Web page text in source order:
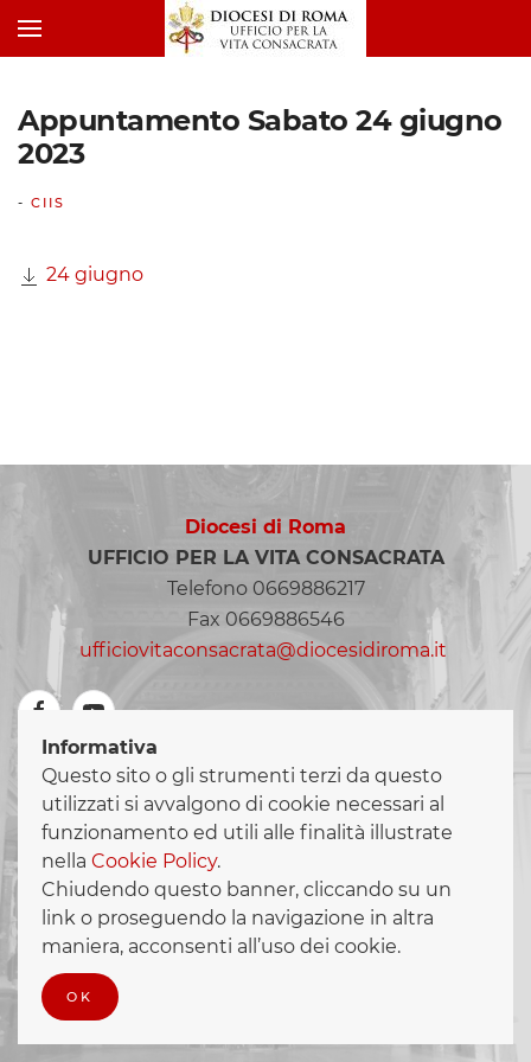
Informativa
Questo sito o gli strumenti terzi da questo
utilizzati si avvalgono di cookie necessari al
funzionamento ed utili alle finalità illustrate
nella Cookie Policy.
Chiudendo questo banner, cliccando su un
link o proseguendo la navigazione in altra
maniera, acconsenti all’uso dei cookie.
OK
Appuntamento Sabato 24 giugno
2023
- CIIS
24 giugno
Diocesi di Roma
UFFICIO PER LA VITA CONSACRATA
Telefono 0669886217
Fax 0669886546
ufficiovitaconsacrata@diocesidiroma.it
LINK UTILI
diocesidiroma.it
congregazionevitaconsacrata.va
LOGIN
Ufficio Vita Consacrata Copyright 2021 - Tutti i diritti